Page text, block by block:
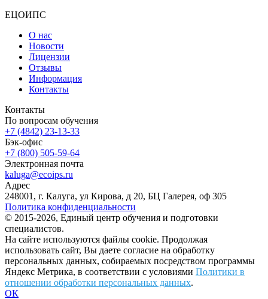
ЕЦОИПС
О нас
Новости
Лицензии
Отзывы
Информация
Контакты
Контакты
По вопросам обучения
+7 (4842) 23-13-33
Бэк-офис
+7 (800) 505-59-64
Электронная почта
kaluga@ecoips.ru
Адрес
248001, г. Калуга, ул Кирова, д 20, БЦ Галерея, оф 305
Политика конфиденциальности
© 2015-2026, Единый центр обучения и подготовки
специалистов.
На сайте используются файлы cookie. Продолжая
использовать сайт, Вы даете согласие на обработку
персональных данных, собираемых посредством программы
Яндекс Метрика, в соответствии с условиями Политики в
отношении обработки персональных данных.
ОК